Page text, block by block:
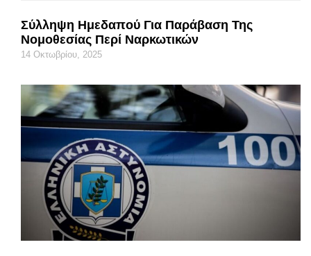
Σύλληψη Ημεδαπού Για Παράβαση Της
Νομοθεσίας Περί Ναρκωτικών
14 Οκτωβρίου, 2025